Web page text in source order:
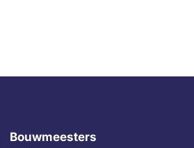
Bouwmeesters